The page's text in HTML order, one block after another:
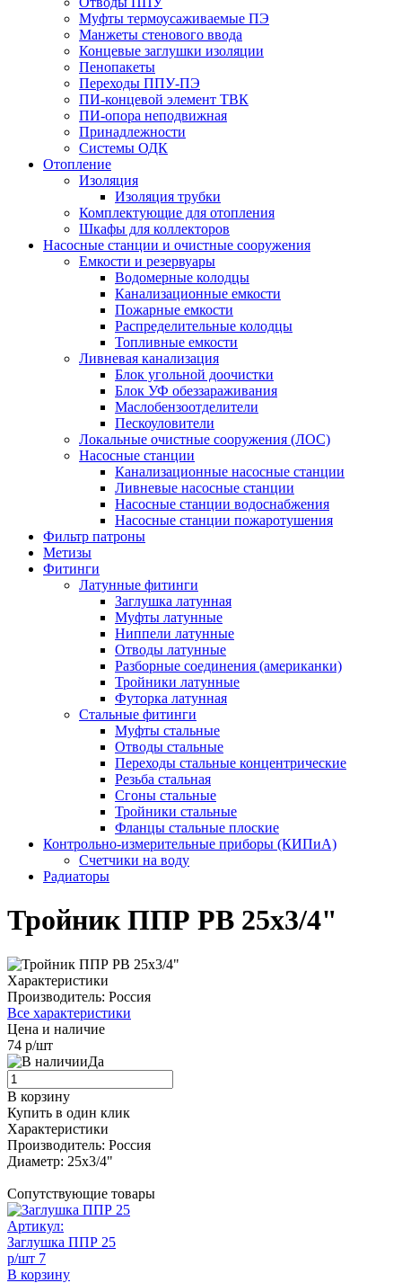
Муфты термоусаживаемые ПЭ
Манжеты стенового ввода
Концевые заглушки изоляции
Пенопакеты
Переходы ППУ-ПЭ
ПИ-концевой элемент ТВК
ПИ-опора неподвижная
Принадлежности
Системы ОДК
Отопление
Изоляция
Изоляция трубки
Комплектующие для отопления
Шкафы для коллекторов
Насосные станции и очистные сооружения
Емкости и резервуары
Водомерные колодцы
Канализационные емкости
Пожарные емкости
Распределительные колодцы
Топливные емкости
Ливневая канализация
Блок угольной доочистки
Блок УФ обеззараживания
Маслобензоотделители
Пескоуловители
Локальные очистные сооружения (ЛОС)
Насосные станции
Канализационные насосные станции
Ливневые насосные станции
Насосные станции водоснабжения
Насосные станции пожаротушения
Фильтр патроны
Метизы
Фитинги
Латунные фитинги
Заглушка латунная
Муфты латунные
Ниппели латунные
Отводы латунные
Разборные соединения (американки)
Тройники латунные
Футорка латунная
Стальные фитинги
Муфты стальные
Отводы стальные
Переходы стальные концентрические
Резьба стальная
Сгоны стальные
Тройники стальные
Фланцы стальные плоские
Контрольно-измерительные приборы (КИПиА)
Счетчики на воду
Радиаторы
Тройник ППР РВ 25х3/4"
Характеристики
Производитель: Россия
Все характеристики
Цена и наличие
74 р/шт
Да
В корзину
Купить в один клик
Характеристики
Производитель: Россия
Диаметр: 25х3/4"
Сопутствующие товары
Артикул:
Заглушка ППР 25
р/шт 7
В корзину